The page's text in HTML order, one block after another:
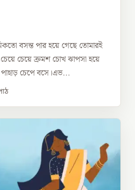
বসন্ত পার হয়ে গেছে তোমারই
চেয়ে ক্রমশ চোখ ঝাপসা হয়ে
চেপে বসে।এভ...